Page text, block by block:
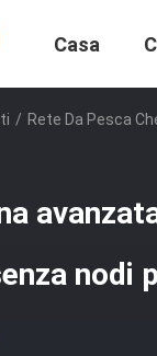
Casa
/ Rete Da Pesca
nodi